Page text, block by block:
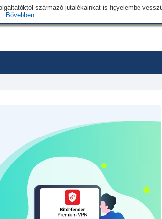
származó jutalékainkat is figyelembe
Bővebben